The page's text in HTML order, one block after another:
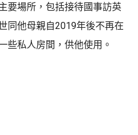
要場所，包括接待國事訪英
同他母親自2019年後不再在
些私人房間，供他使用。